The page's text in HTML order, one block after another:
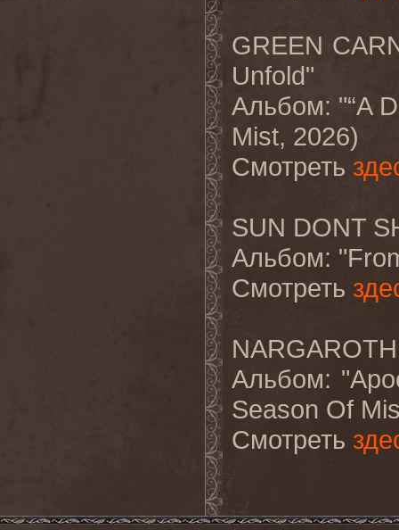
GREEN
Unfold"
Альбом: "“A
Mist, 2026)
Смотреть
SUN DONT
Альбом:
Смотреть
Альбом:
Season Of
Смотреть